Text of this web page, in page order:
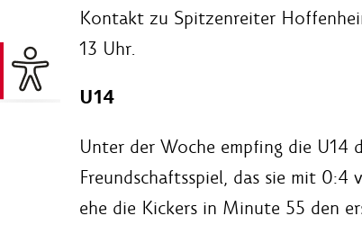
Kontakt zu Spitzenreiter
13 Uhr.
U14
Unter der Woche empfing die
Freundschaftsspiel, das sie mit 0:4
ehe die Kickers in Minute 55 den